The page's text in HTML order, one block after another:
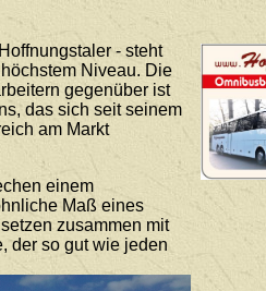
- steht
Niveau. Die
gegenüber ist
das sich seit seinem
am Markt
einem
Maß eines
zusammen mit
der so gut wie jeden